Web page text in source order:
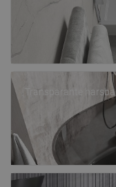
Transparante